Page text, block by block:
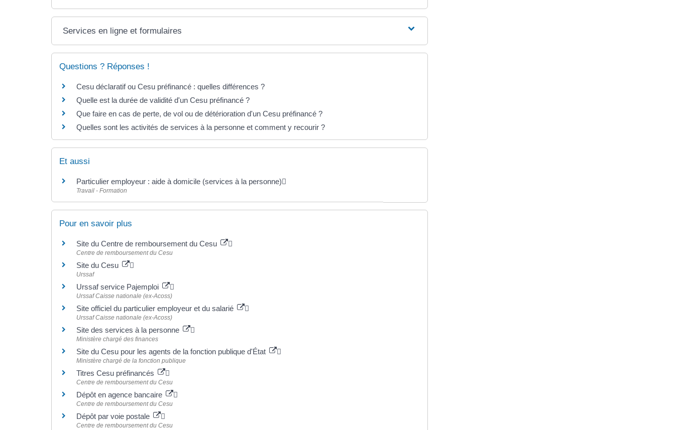
Services en ligne et formulaires
Questions ? Réponses !
Cesu déclaratif ou Cesu préfinancé : quelles différences ?
Quelle est la durée de validité d'un Cesu préfinancé ?
Que faire en cas de perte, de vol ou de détérioration d'un Cesu préfinancé ?
Quelles sont les activités de services à la personne et comment y recourir ?
Et aussi
Particulier employeur : aide à domicile (services à la personne)
Travail - Formation
Pour en savoir plus
Site du Centre de remboursement du Cesu
Centre de remboursement du Cesu
Site du Cesu
Urssaf
Urssaf service Pajemploi
Urssaf Caisse nationale (ex-Acoss)
Site officiel du particulier employeur et du salarié
Urssaf Caisse nationale (ex-Acoss)
Site des services à la personne
Ministère chargé des finances
Site du Cesu pour les agents de la fonction publique d'État
Ministère chargé de la fonction publique
Titres Cesu préfinancés
Centre de remboursement du Cesu
Dépôt en agence bancaire
Centre de remboursement du Cesu
Dépôt par voie postale
Centre de remboursement du Cesu